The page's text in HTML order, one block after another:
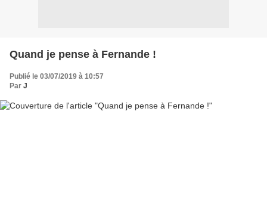
Quand je pense à Fernande !
Publié le 03/07/2019 à 10:57
Par J